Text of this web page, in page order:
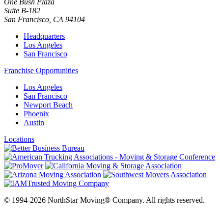
One Bush Plaza
Suite B-182
San Francisco CA 94104
Headquarters
Los Angeles
San Francisco
Franchise Opportunities
Los Angeles
San Francisco
Newport Beach
Phoenix
Austin
Locations
© 1994-2026 NorthStar Moving® Company. All rights reserved.